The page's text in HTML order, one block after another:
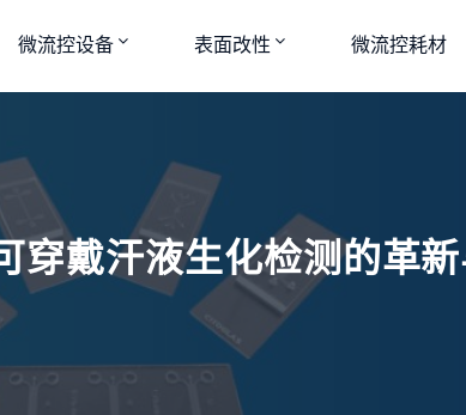
微流控设备 表面改性 微流控耗材
穿戴汗液生化检测的革